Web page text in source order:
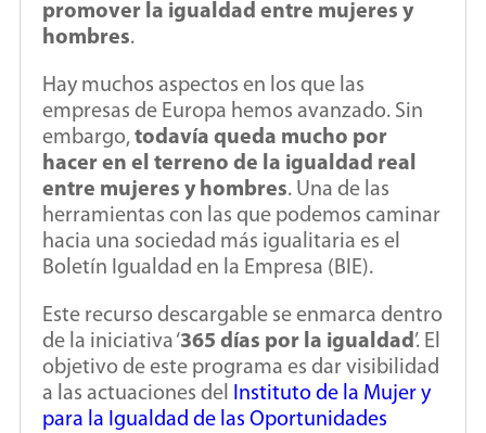
promover la igualdad entre mujeres y
hombres.
Hay muchos aspectos en los que las
empresas de Europa hemos avanzado. Sin
embargo, todavía queda mucho por
hacer en el terreno de la igualdad real
entre mujeres y hombres. Una de las
herramientas con las que podemos caminar
hacia una sociedad más igualitaria es el
Boletín Igualdad en la Empresa (BIE).
Este recurso descargable se enmarca dentro
de la iniciativa ‘365 días por la igualdad’. El
objetivo de este programa es dar visibilidad
a las actuaciones del Instituto de la Mujer y
para la Igualdad de las Oportunidades